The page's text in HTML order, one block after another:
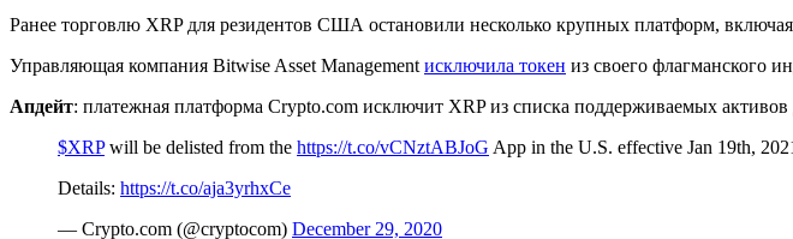
Ранее торговлю XRP для резидентов США остановили несколько крупных платформ, включая
Управляющая компания Bitwise Asset Management исключила токен из своего флагманского
Апдейт: платежная платформа Crypto.com исключит XRP из списка поддерживаемых
$XRPwill be delisted from the https://t.co/vCNztABJoG App in the U.S. effective Jan 19th,
Details: https://t.co/aja3yrhxCe
— Crypto.com (@cryptocom) December 29, 2020